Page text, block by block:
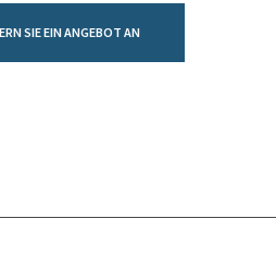
SIE EIN ANGEBOT AN